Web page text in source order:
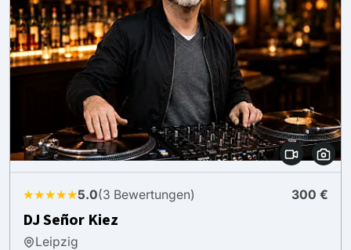
★★★★★5.0(3 Bewertungen) 300 €
DJ Señor Kiez
Leipzig